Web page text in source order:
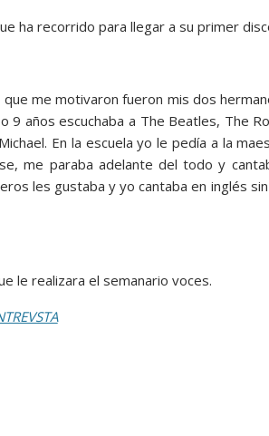
ha recorrido para llegar a su primer
me motivaron fueron mis dos
9 años escuchaba a The Beatles, The
En la escuela yo le pedía a la
me paraba adelante del todo y
les gustaba y yo cantaba en inglés
le realizara el semanario voces.